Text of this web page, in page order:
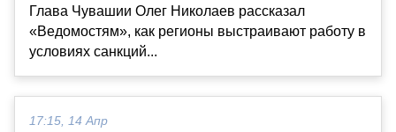
Глава Чувашии Олег Николаев рассказал
«Ведомостям», как регионы выстраивают работу в
условиях санкций...
17:15, 14 Апр